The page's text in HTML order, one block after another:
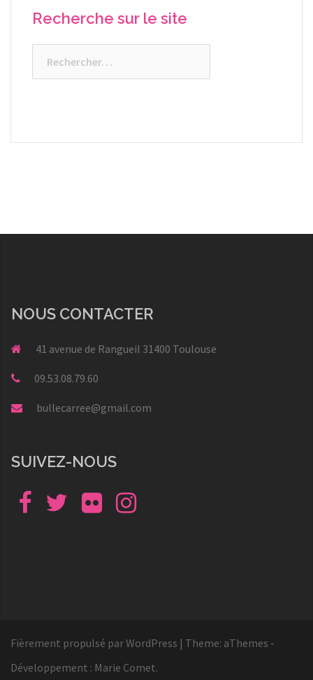
Recherche sur le site
NOUS CONTACTER
41 avenue de Rangueil 31400 Toulouse
09.53.08.79.60
bullecarree@gmail.com
SUIVEZ-NOUS
Facebook TwitterFlickr Instagram
Fièrement propulsé par WordPress | Theme: aThemes -
Développement : Marie Comet.